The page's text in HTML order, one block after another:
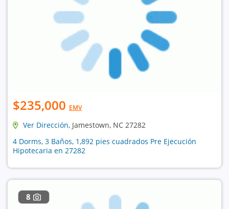
$235,000 EMV
Ver Dirección, Jamestown, NC 27282
4 Dorms, 3 Baños, 1,892 pies cuadrados Pre Ejecución
Hipotecaria en 27282
8